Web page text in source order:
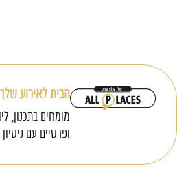
הבית לאירוע שלך All Places
מומחים בתכנון,
ופרטיים עם ניסיון של